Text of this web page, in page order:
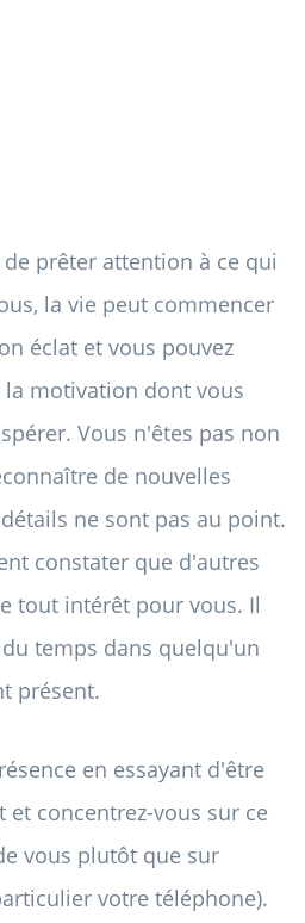
prêter attention à ce qui
la vie peut commencer
éclat et vous pouvez
motivation dont vous
Vous n'êtes pas non
de nouvelles
ne sont pas au point.
constater que d'autres
tout intérêt pour vous. Il
temps dans quelqu'un
présent.
en essayant d'être
concentrez-vous sur ce
vous plutôt que sur
votre téléphone).